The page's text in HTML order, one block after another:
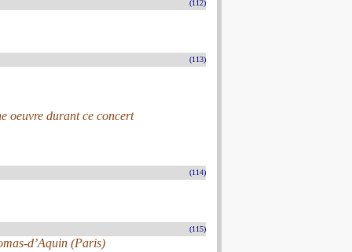
(112)
(113)
oeuvre durant ce concert
(114)
(115)
d’Aquin (Paris)